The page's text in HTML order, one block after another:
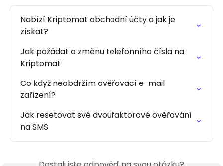
Nabízí Kriptomat obchodní účty a jak je
získat?
Jak požádat o změnu telefonního čísla na
Kriptomat
Co když neobdržím ověřovací e-mail
zařízení?
Jak resetovat své dvoufaktorové ověřování
na SMS